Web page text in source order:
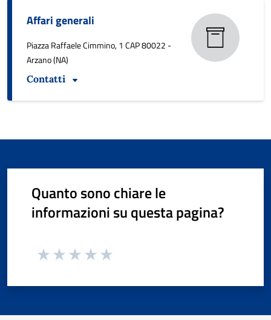
Affari generali
Piazza Raffaele Cimmino, 1 CAP 80022 -
Arzano (NA)
Contatti
Quanto sono chiare le
informazioni su questa pagina?